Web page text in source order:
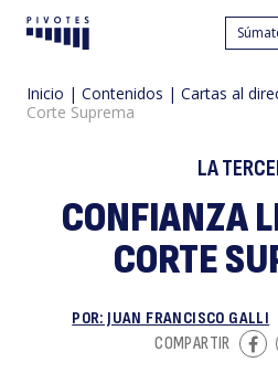
Pivotes
Inicio | Contenidos | Cartas al
Corte Suprema
LA
CONFIANZA
CORTE
POR: JUAN FRANCISCO GALLI
COMPARTIR